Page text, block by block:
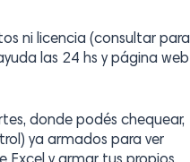
ni licencia (consultar para
las 24 hs y página web
donde podés chequear,
ya armados para ver